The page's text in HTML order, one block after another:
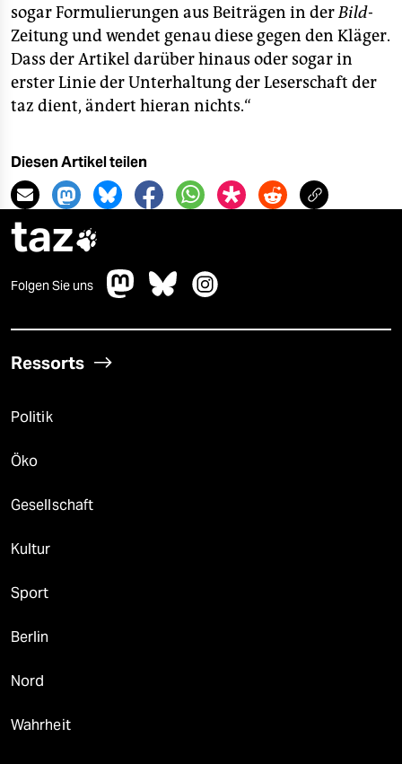
sogar Formulierungen aus Beiträgen in derBild-
Zeitung und wendet genau diese gegen den Kläger.
Dass der Artikel darüber hinaus oder sogar in
erster Linie der Unterhaltung der Leserschaft der
taz dient, ändert hieran nichts.“
Diesen Artikel teilen
taz
Folgen Sie uns
Ressorts
Politik
Öko
Gesellschaft
Kultur
Sport
Berlin
Nord
Wahrheit